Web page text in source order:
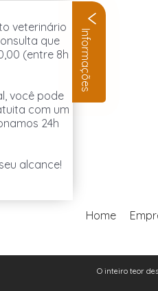
Home
O inteiro teor
veterinário
que
(entre 8h
você pode
com um
24h
alcance!
Informações